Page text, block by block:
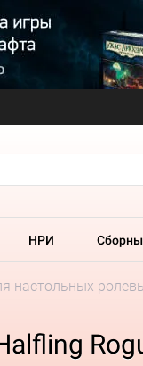
НРИ
настольных